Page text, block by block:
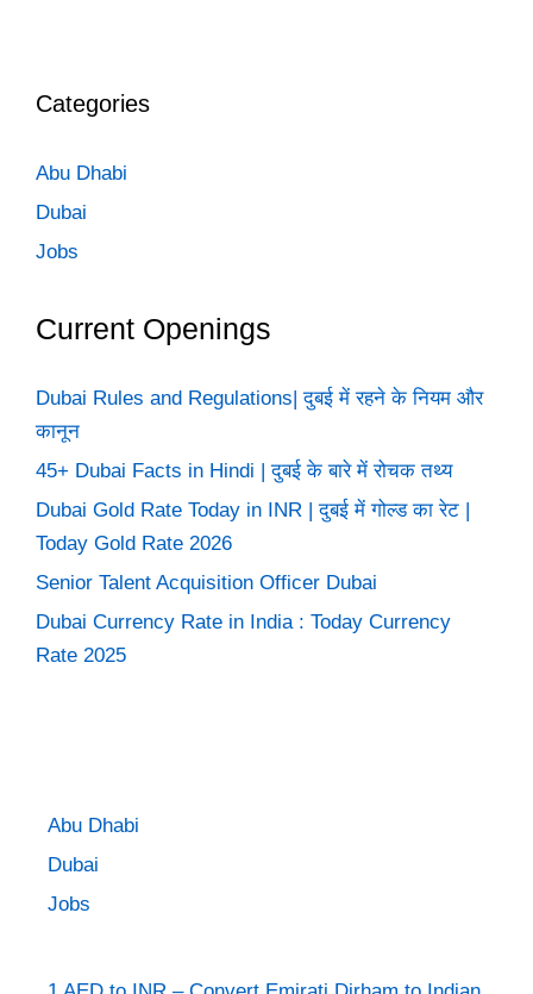
Categories
Abu Dhabi
Dubai
Jobs
Current Openings
Dubai Rules and Regulations| दुबई में रहने के नियम और
कानून
45+ Dubai Facts in Hindi | दुबई के बारे में रोचक तथ्य
Dubai Gold Rate Today in INR | दुबई में गोल्ड का रेट |
Today Gold Rate 2026
Senior Talent Acquisition Officer Dubai
Dubai Currency Rate in India : Today Currency
Rate 2025
Abu Dhabi
Dubai
Jobs